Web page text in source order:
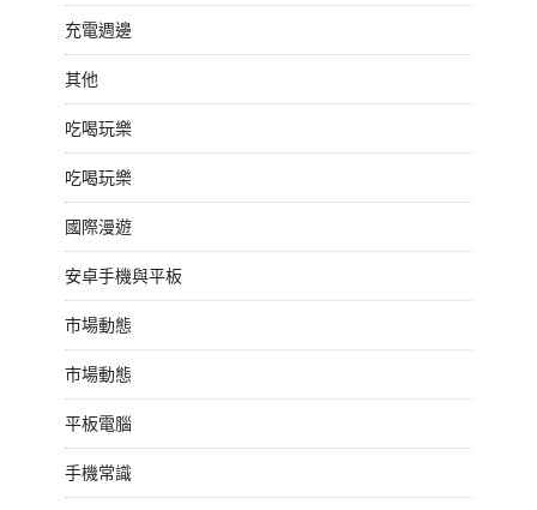
充電週邊
其他
吃喝玩樂
吃喝玩樂
國際漫遊
安卓手機與平板
市場動態
市場動態
平板電腦
手機常識